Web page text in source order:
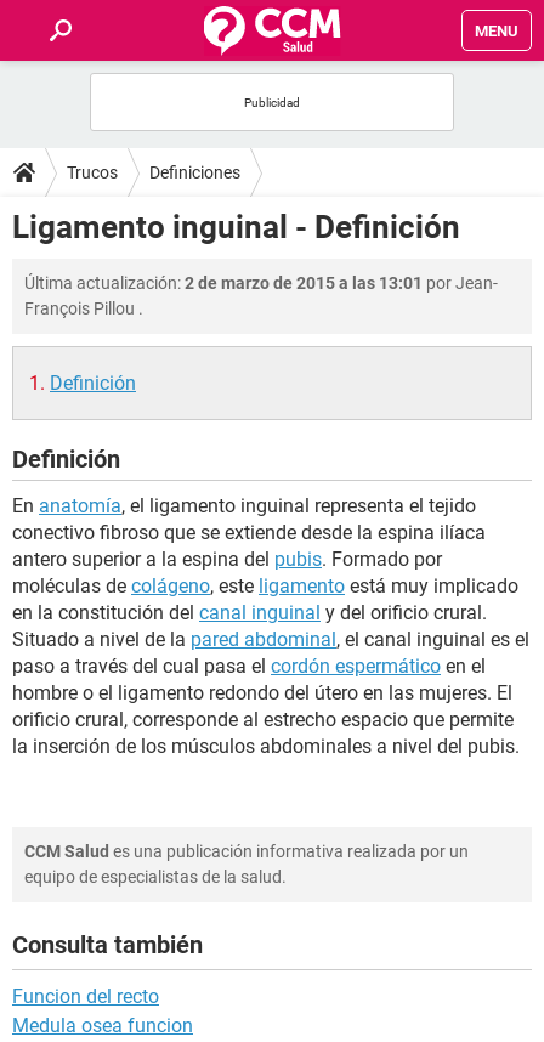
MENU
FOROS
SALUD
FAMILIA
NUTRICIÓN
SEXUALIDAD
GLOSARIO
Trucos Definiciones
Ligamento inguinal - Definición
Última actualización:2 de marzo de 2015 a las 13:01 porJean-
François Pillou .
Definición
Definición
En anatomía, el ligamento inguinal representa el tejido
conectivo fibroso que se extiende desde la espina ilíaca
antero superior a la espina del pubis. Formado por
moléculas de colágeno, este ligamento está muy implicado
en la constitución del canal inguinal y del orificio crural.
Situado a nivel de la pared abdominal, el canal inguinal es el
paso a través del cual pasa el cordón espermático en el
hombre o el ligamento redondo del útero en las mujeres. El
orificio crural, corresponde al estrecho espacio que permite
la inserción de los músculos abdominales a nivel del pubis.
CCM Salud es una publicación informativa realizada por un
equipo de especialistas de la salud.
Consulta también
Funcion del recto
Medula osea funcion